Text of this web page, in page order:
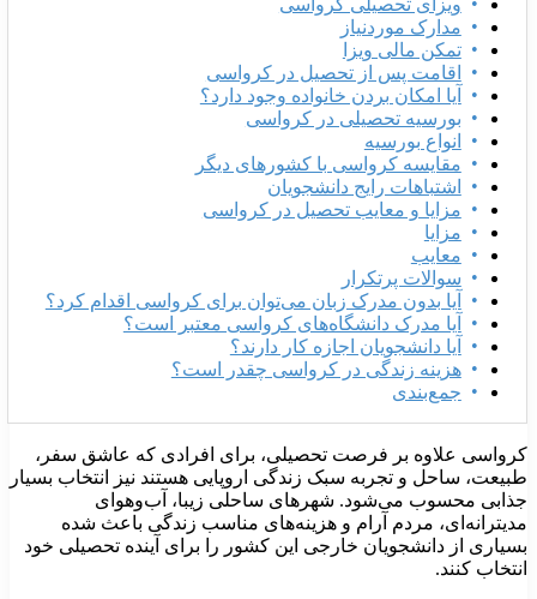
ویزای تحصیلی کرواسی
مدارک موردنیاز
تمکن مالی ویزا
اقامت پس از تحصیل در کرواسی
آیا امکان بردن خانواده وجود دارد؟
بورسیه تحصیلی در کرواسی
انواع بورسیه
مقایسه کرواسی با کشورهای دیگر
اشتباهات رایج دانشجویان
مزایا و معایب تحصیل در کرواسی
مزایا
معایب
سوالات پرتکرار
آیا بدون مدرک زبان می‌توان برای کرواسی اقدام کرد؟
آیا مدرک دانشگاه‌های کرواسی معتبر است؟
آیا دانشجویان اجازه کار دارند؟
هزینه زندگی در کرواسی چقدر است؟
جمع‌بندی
علاوه بر فرصت تحصیلی، برای افرادی که عاشق سفر،
ساحل و تجربه سبک زندگی اروپایی هستند نیز انتخاب بسیار
محسوب می‌شود. شهرهای ساحلی زیبا، آب‌وهوای
مردم آرام و هزینه‌های مناسب زندگی باعث شده
از دانشجویان خارجی این کشور را برای آینده تحصیلی خود
کنند.